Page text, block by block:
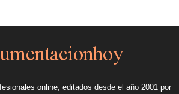
online, editados desde el año 2001 por